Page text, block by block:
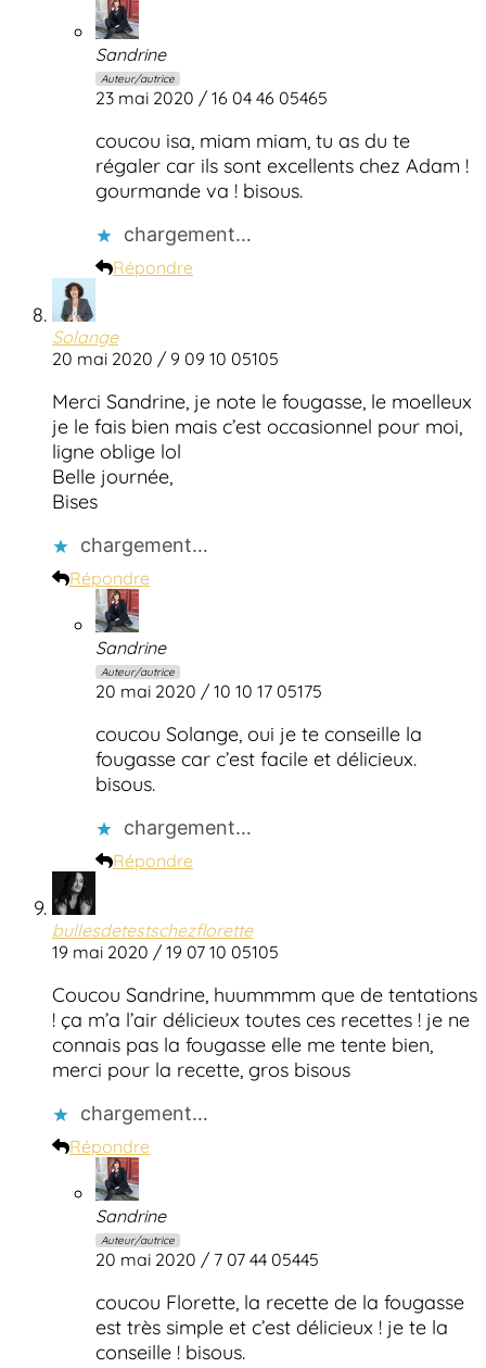
Sandrine
Auteur/autrice
23 mai 2020 / 16 04 46 05465
coucou isa, miam miam, tu as du te
régaler car ils sont excellents chez Adam !
gourmande va ! bisous.
chargement…
Répondre
Solange
20 mai 2020 / 9 09 10 05105
Merci Sandrine, je note le fougasse, le moelleux
je le fais bien mais c’est occasionnel pour moi,
ligne oblige lol
Belle journée,
Bises
chargement…
Répondre
Sandrine
Auteur/autrice
20 mai 2020 / 10 10 17 05175
coucou Solange, oui je te conseille la
fougasse car c’est facile et délicieux.
bisous.
chargement…
Répondre
bullesdetestschezflorette
19 mai 2020 / 19 07 10 05105
Coucou Sandrine, huummmm que de tentations
! ça m’a l’air délicieux toutes ces recettes ! je ne
connais pas la fougasse elle me tente bien,
merci pour la recette, gros bisous
chargement…
Répondre
Sandrine
Auteur/autrice
20 mai 2020 / 7 07 44 05445
coucou Florette, la recette de la fougasse
est très simple et c’est délicieux ! je te la
conseille ! bisous.